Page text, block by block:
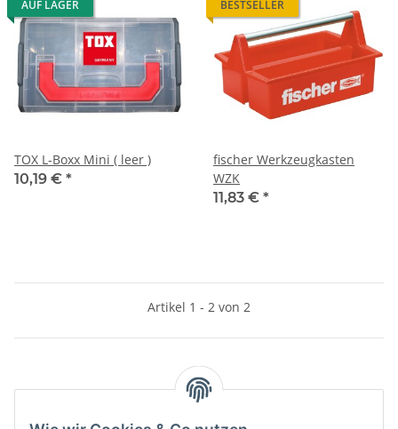
AUF LAGER
TOX L-Boxx Mini ( leer )
10,19 € *
BESTSELLER
fischer Werkzeugkasten
WZK
11,83 € *
Artikel 1 - 2 von 2